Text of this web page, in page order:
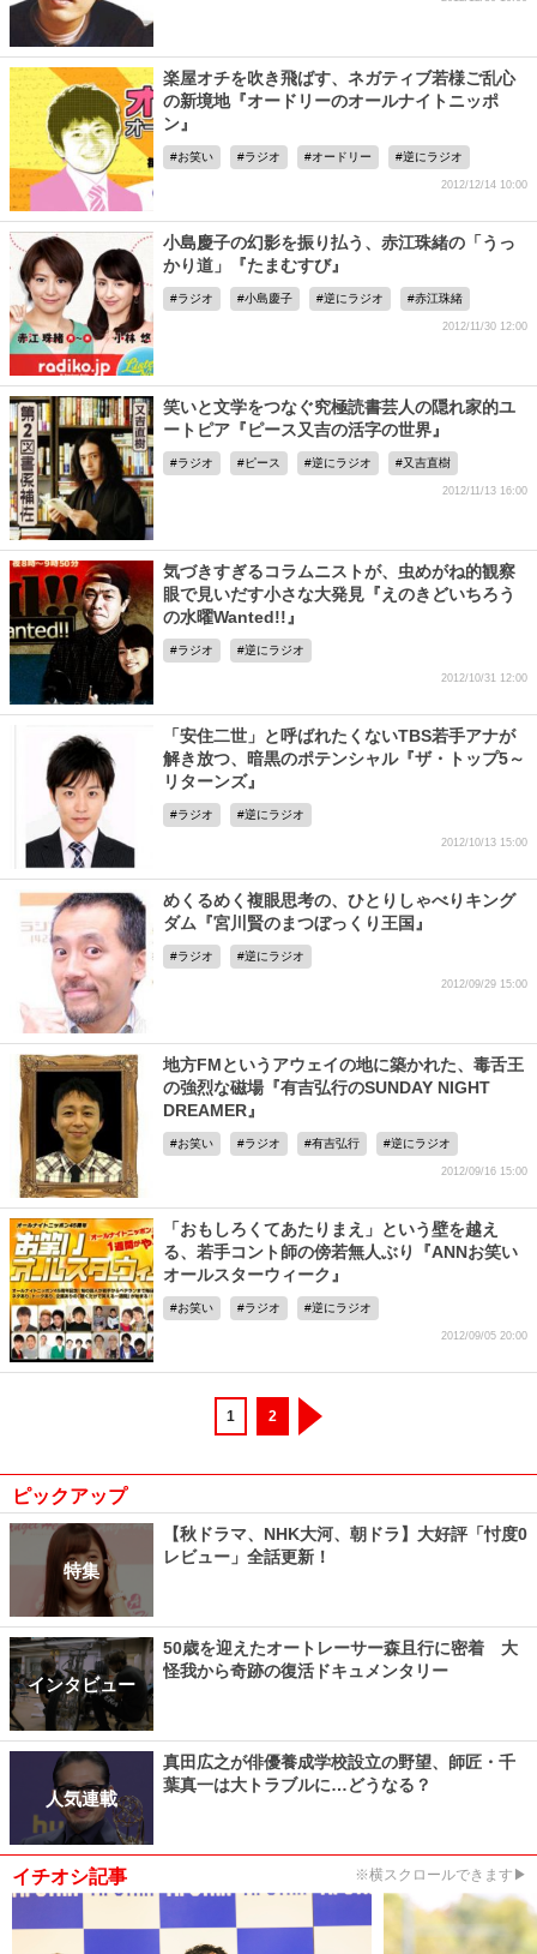
楽屋オチを吹き飛ばす、ネガティブ若様ご乱心
の新境地『オードリーのオールナイトニッポ
ン』
お笑い ラジオ オードリー 逆にラジオ
2012/12/14 10:00
小島慶子の幻影を振り払う、赤江珠緒の「うっ
かり道」『たまむすび』
ラジオ 小島慶子 逆にラジオ 赤江珠緒
2012/11/30 12:00
笑いと文学をつなぐ究極読書芸人の隠れ家的ユ
ートピア『ピース又吉の活字の世界』
ラジオ ピース 逆にラジオ 又吉直樹
2012/11/13 16:00
気づきすぎるコラムニストが、虫めがね的観察
眼で見いだす小さな大発見『えのきどいちろう
の水曜Wanted!!』
ラジオ 逆にラジオ
2012/10/31 12:00
「安住二世」と呼ばれたくないTBS若手アナが
解き放つ、暗黒のポテンシャル『ザ・トップ5～
リターンズ』
ラジオ 逆にラジオ
2012/10/13 15:00
めくるめく複眼思考の、ひとりしゃべりキング
ダム『宮川賢のまつぼっくり王国』
ラジオ 逆にラジオ
2012/09/29 15:00
地方FMというアウェイの地に築かれた、毒舌王
の強烈な磁場『有吉弘行のSUNDAY NIGHT
DREAMER』
お笑い ラジオ 有吉弘行 逆にラジオ
2012/09/16 15:00
「おもしろくてあたりまえ」という壁を越え
る、若手コント師の傍若無人ぶり『ANNお笑い
オールスターウィーク』
お笑い ラジオ 逆にラジオ
2012/09/05 20:00
1 2
ピックアップ
特集
【秋ドラマ、NHK大河、朝ドラ】大好評「忖度0
レビュー」全話更新！
インタビュー
50歳を迎えたオートレーサー森且行に密着 大
怪我から奇跡の復活ドキュメンタリー
人気連載
真田広之が俳優養成学校設立の野望、師匠・千
葉真一は大トラブルに…どうなる？
イチオシ記事 ※横スクロールできます▶